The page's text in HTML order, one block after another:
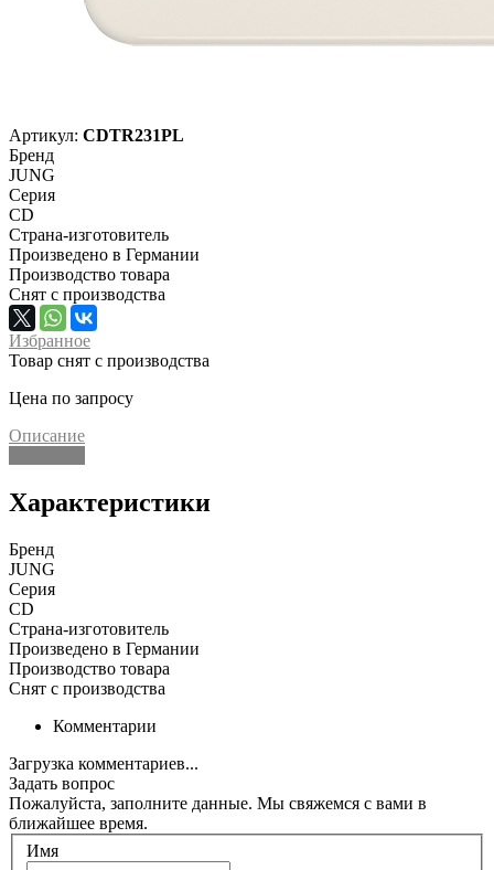
Артикул: CDTR231PL
Бренд
JUNG
Серия
CD
Страна-изготовитель
Произведено в Германии
Производство товара
Снят с производства
Избранное
Товар снят с производства
Цена по запросу
Описание
Характеристики
Бренд
JUNG
Серия
CD
Страна-изготовитель
Произведено в Германии
Производство товара
Снят с производства
Комментарии
Загрузка комментариев...
Задать вопрос
Пожалуйста, заполните данные. Мы свяжемся с вами в
ближайшее время.
Имя